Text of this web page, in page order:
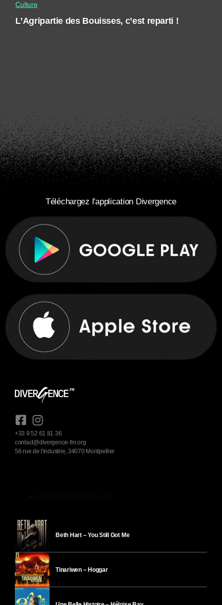
Culture
L’Agripartie des Bouisses, c’est reparti !
Téléchargez l'application Divergence
+33 9 52 61 81 36
contact@divergence-fm.org
56 rue de l'industrie, 34070 Montpellier
Beth Hart – You Still Got Me
Tinariwen – Hoggar